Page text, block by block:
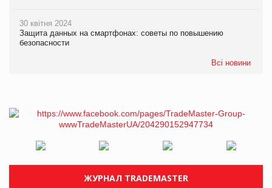
30 квітня 2024
Защита данных на смартфонах: советы по повышению
безопасности
Всі новини
ЖУРНАЛ TRADEMASTER